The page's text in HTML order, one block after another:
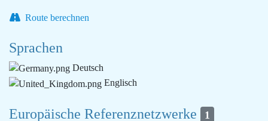
Route berechnen
Sprachen
Deutsch
Englisch
Europäische Referenznetzwerke 1